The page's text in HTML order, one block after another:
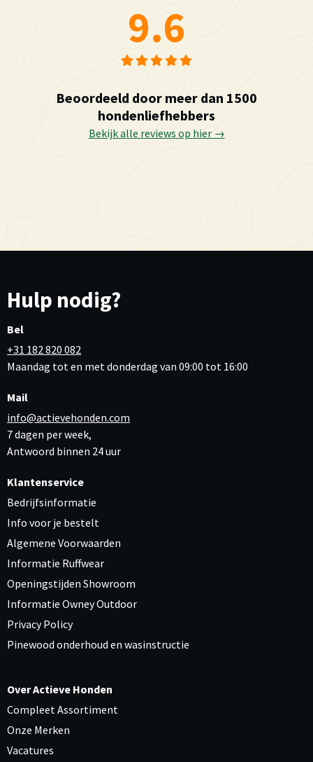
9.6
Beoordeeld door meer dan 1500
hondenliefhebbers
Bekijk alle reviews op hier →
Hulp nodig?
Bel
+31 182 820 082
Maandag tot en met donderdag van 09:00 tot 16:00
Mail
info@actievehonden.com
7 dagen per week,
Antwoord binnen 24 uur
Klantenservice
Bedrijfsinformatie
Info voor je bestelt
Algemene Voorwaarden
Informatie Ruffwear
Openingstijden Showroom
Informatie Owney Outdoor
Privacy Policy
Pinewood onderhoud en wasinstructie
Over Actieve Honden
Compleet Assortiment
Onze Merken
Vacatures